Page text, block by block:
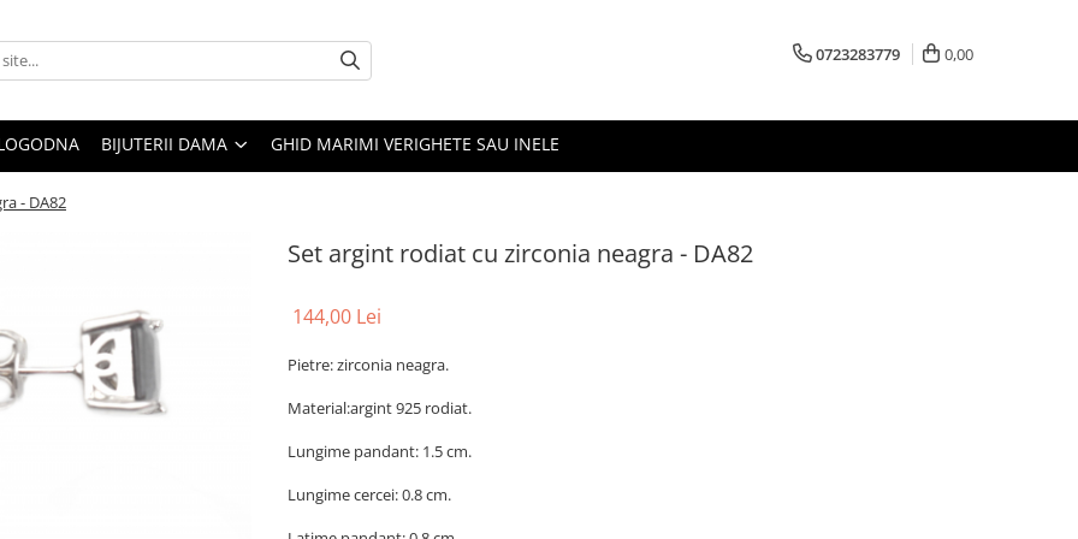
0723283779 0,00
BIJUTERII DAMA GHID MARIMI VERIGHETE SAU INELE
- DA82
Set argint rodiat cu zirconia neagra - DA82
144,00 Lei
Pietre: zirconia neagra.
Material:argint 925 rodiat.
Lungime pandant: 1.5 cm.
Lungime cercei: 0.8 cm.